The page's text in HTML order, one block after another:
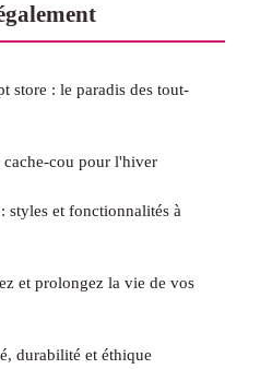
store : le paradis des tout-
cou pour l'hiver
styles et fonctionnalités à
et prolongez la vie de vos
durabilité et éthique